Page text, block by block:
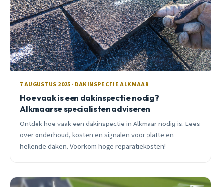
7 AUGUSTUS 2025 · DAKINSPECTIE ALKMAAR
Hoe vaak is een dakinspectie nodig?
Alkmaarse specialisten adviseren
Ontdek hoe vaak een dakinspectie in Alkmaar nodig is. Lees
over onderhoud, kosten en signalen voor platte en
hellende daken. Voorkom hoge reparatiekosten!